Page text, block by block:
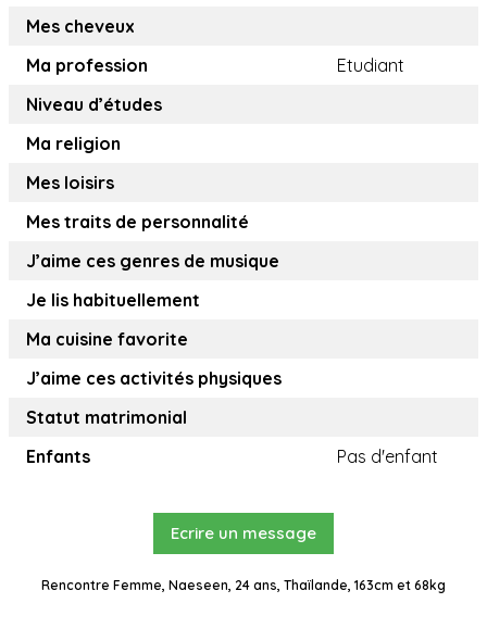
Mes cheveux
Ma profession
Etudiant
Niveau d’études
Ma religion
Mes loisirs
Mes traits de personnalité
J’aime ces genres de musique
Je lis habituellement
Ma cuisine favorite
J’aime ces activités physiques
Statut matrimonial
Enfants
Pas d'enfant
Ecrire un message
Rencontre Femme, Naeseen, 24 ans, Thaïlande, 163cm et 68kg